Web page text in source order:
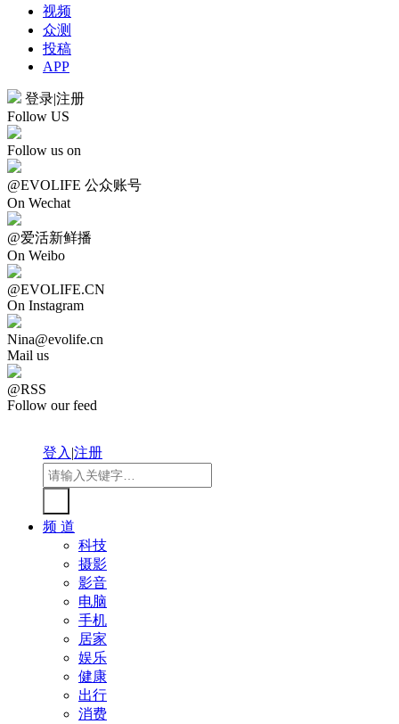
视频
众测
投稿
APP
登录|注册
Follow US
Follow us on
@EVOLIFE 公众账号
On Wechat
@爱活新鲜播
On Weibo
@EVOLIFE.CN
On Instagram
Nina@evolife.cn
Mail us
@RSS
Follow our feed
登入|注册
频 道
科技
摄影
影音
电脑
手机
居家
娱乐
健康
出行
消费